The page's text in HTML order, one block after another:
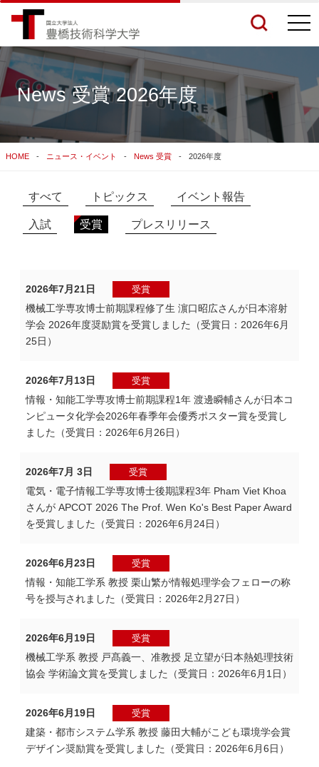
検索結果をもっと見る
News 受賞 2026年度
HOME ニュース・イベント News 受賞 2026年度
すべて トピックス イベント報告
入試 受賞 プレスリリース
2026年7月21日 受賞
機械工学専攻博士前期課程修了生 濵口昭広さんが日本溶射
学会 2026年度奨励賞を受賞しました（受賞日：2026年6月
25日）
2026年7月13日 受賞
情報・知能工学専攻博士前期課程1年 渡邊瞬輔さんが日本コ
ンピュータ化学会2026年春季年会優秀ポスター賞を受賞し
ました（受賞日：2026年6月26日）
2026年7月 3日 受賞
電気・電子情報工学専攻博士後期課程3年 Pham Viet Khoa
さんが APCOT 2026 The Prof. Wen Ko's Best Paper Award
を受賞しました（受賞日：2026年6月24日）
2026年6月23日 受賞
情報・知能工学系 教授 栗山繁が情報処理学会フェローの称
号を授与されました（受賞日：2026年2月27日）
2026年6月19日 受賞
機械工学系 教授 戸髙義一、准教授 足立望が日本熱処理技術
協会 学術論文賞を受賞しました（受賞日：2026年6月1日）
2026年6月19日 受賞
建築・都市システム学系 教授 藤田大輔がこども環境学会賞
デザイン奨励賞を受賞しました（受賞日：2026年6月6日）